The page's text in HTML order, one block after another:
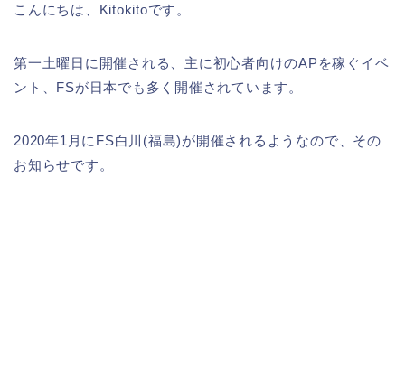
こんにちは、Kitokitoです。
第一土曜日に開催される、主に初心者向けのAPを稼ぐイベ
ント、FSが日本でも多く開催されています。
2020年1月にFS白川(福島)が開催されるようなので、その
お知らせです。